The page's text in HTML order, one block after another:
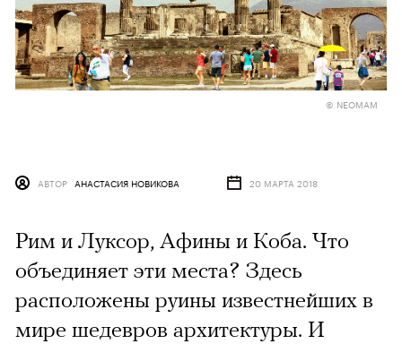
© NEOMAM
АВТОР АНАСТАСИЯ НОВИКОВА 20 МАРТА 2018
Рим и Луксор, Афины и Коба. Что
объединяет эти места? Здесь
расположены руины известнейших в
мире шедевров архитектуры. И